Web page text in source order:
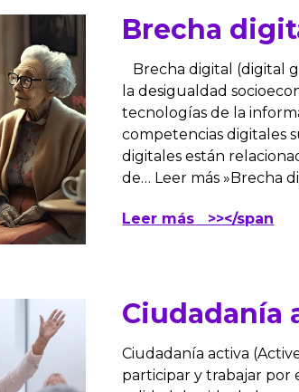
Brecha
Brecha digital (digital
la desigualdad
tecnologías de la
competencias digitales
digitales están
de… Leer más »Brecha
Leer más >></span
Ciudadanía
Ciudadanía activa
participar y trabajar por